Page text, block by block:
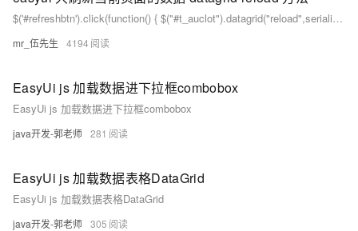
$('#refreshbtn').click(function() { $("#t_auclot").datagrid("reload",serializeForm($('#mysearch'))); }); 刷新 easyui datagrid re...
mr_伍先生 4194
EasyUi js 加载数据进下拉框combobox
EasyUi js 加载数据进下拉框combobox
java开发-郭老师 281
EasyUi js 加载数据表格DataGrid
EasyUi js 加载数据表格DataGrid
java开发-郭老师 305